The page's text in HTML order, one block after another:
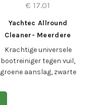
€ 17.01
Yachtec Allround
Cleaner- Meerdere
Toepassingen
Krachtige universele
bootreiniger tegen vuil,
groene aanslag, zwarte